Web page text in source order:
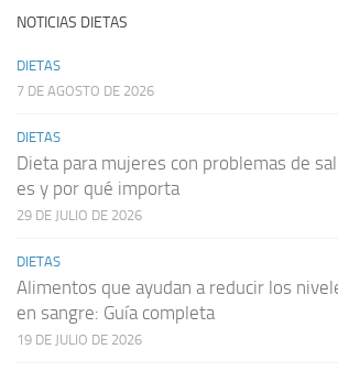
NOTICIAS DIETAS
DIETAS
7 DE AGOSTO DE 2026
DIETAS
Dieta para mujeres con problemas de
es y por qué importa
29 DE JULIO DE 2026
DIETAS
Alimentos que ayudan a reducir los
en sangre: Guía completa
19 DE JULIO DE 2026